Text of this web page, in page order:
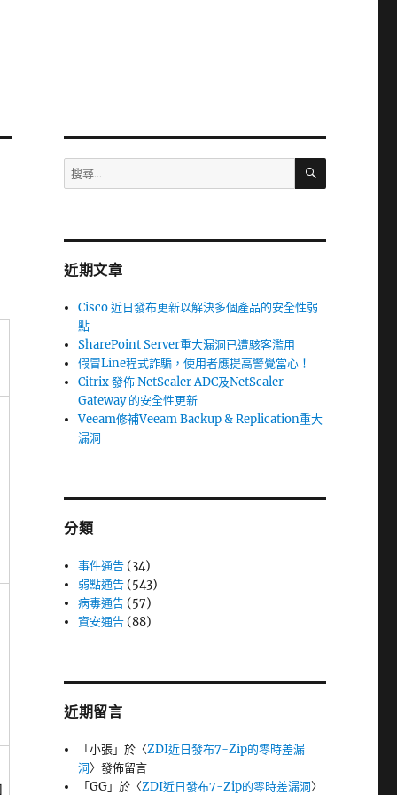
搜
尋
字:
搜
近期文章
Cisco 近日發布更新以解決多個產品的安全性弱
點
SharePoint Server重大漏洞已遭駭客濫用
假冒Line程式詐騙，使用者應提高警覺當心！
Citrix 發佈 NetScaler ADC及NetScaler
Gateway 的安全性更新
Veeam修補Veeam Backup & Replication重大
漏洞
分類
事件通告 (34)
弱點通告 (543)
病毒通告 (57)
資安通告 (88)
近期留言
「小張」於〈ZDI近日發布7-Zip的零時差漏
洞〉發佈留言
「GG」於〈ZDI近日發布7-Zip的零時差漏洞〉